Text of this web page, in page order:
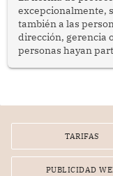
excepcionalmente,
también a las
dirección, gerencia
personas hayan
por la frustrada
TARIFAS
PUBLICIDAD